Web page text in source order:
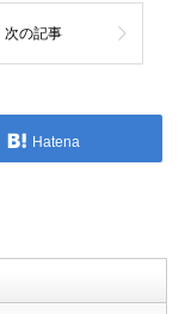
次の記事
Hatena